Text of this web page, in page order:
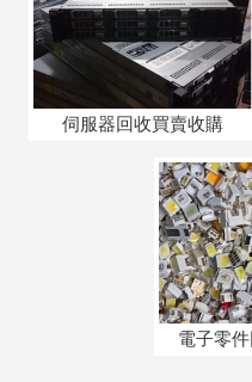
伺服器回收買賣收購
電子零